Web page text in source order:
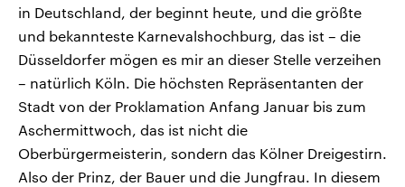
in Deutschland, der beginnt heute, und die größte
und bekannteste Karnevalshochburg, das ist – die
Düsseldorfer mögen es mir an dieser Stelle verzeihen
– natürlich Köln. Die höchsten Repräsentanten der
Stadt von der Proklamation Anfang Januar bis zum
Aschermittwoch, das ist nicht die
Oberbürgermeisterin, sondern das Kölner Dreigestirn.
Also der Prinz, der Bauer und die Jungfrau. In diesem